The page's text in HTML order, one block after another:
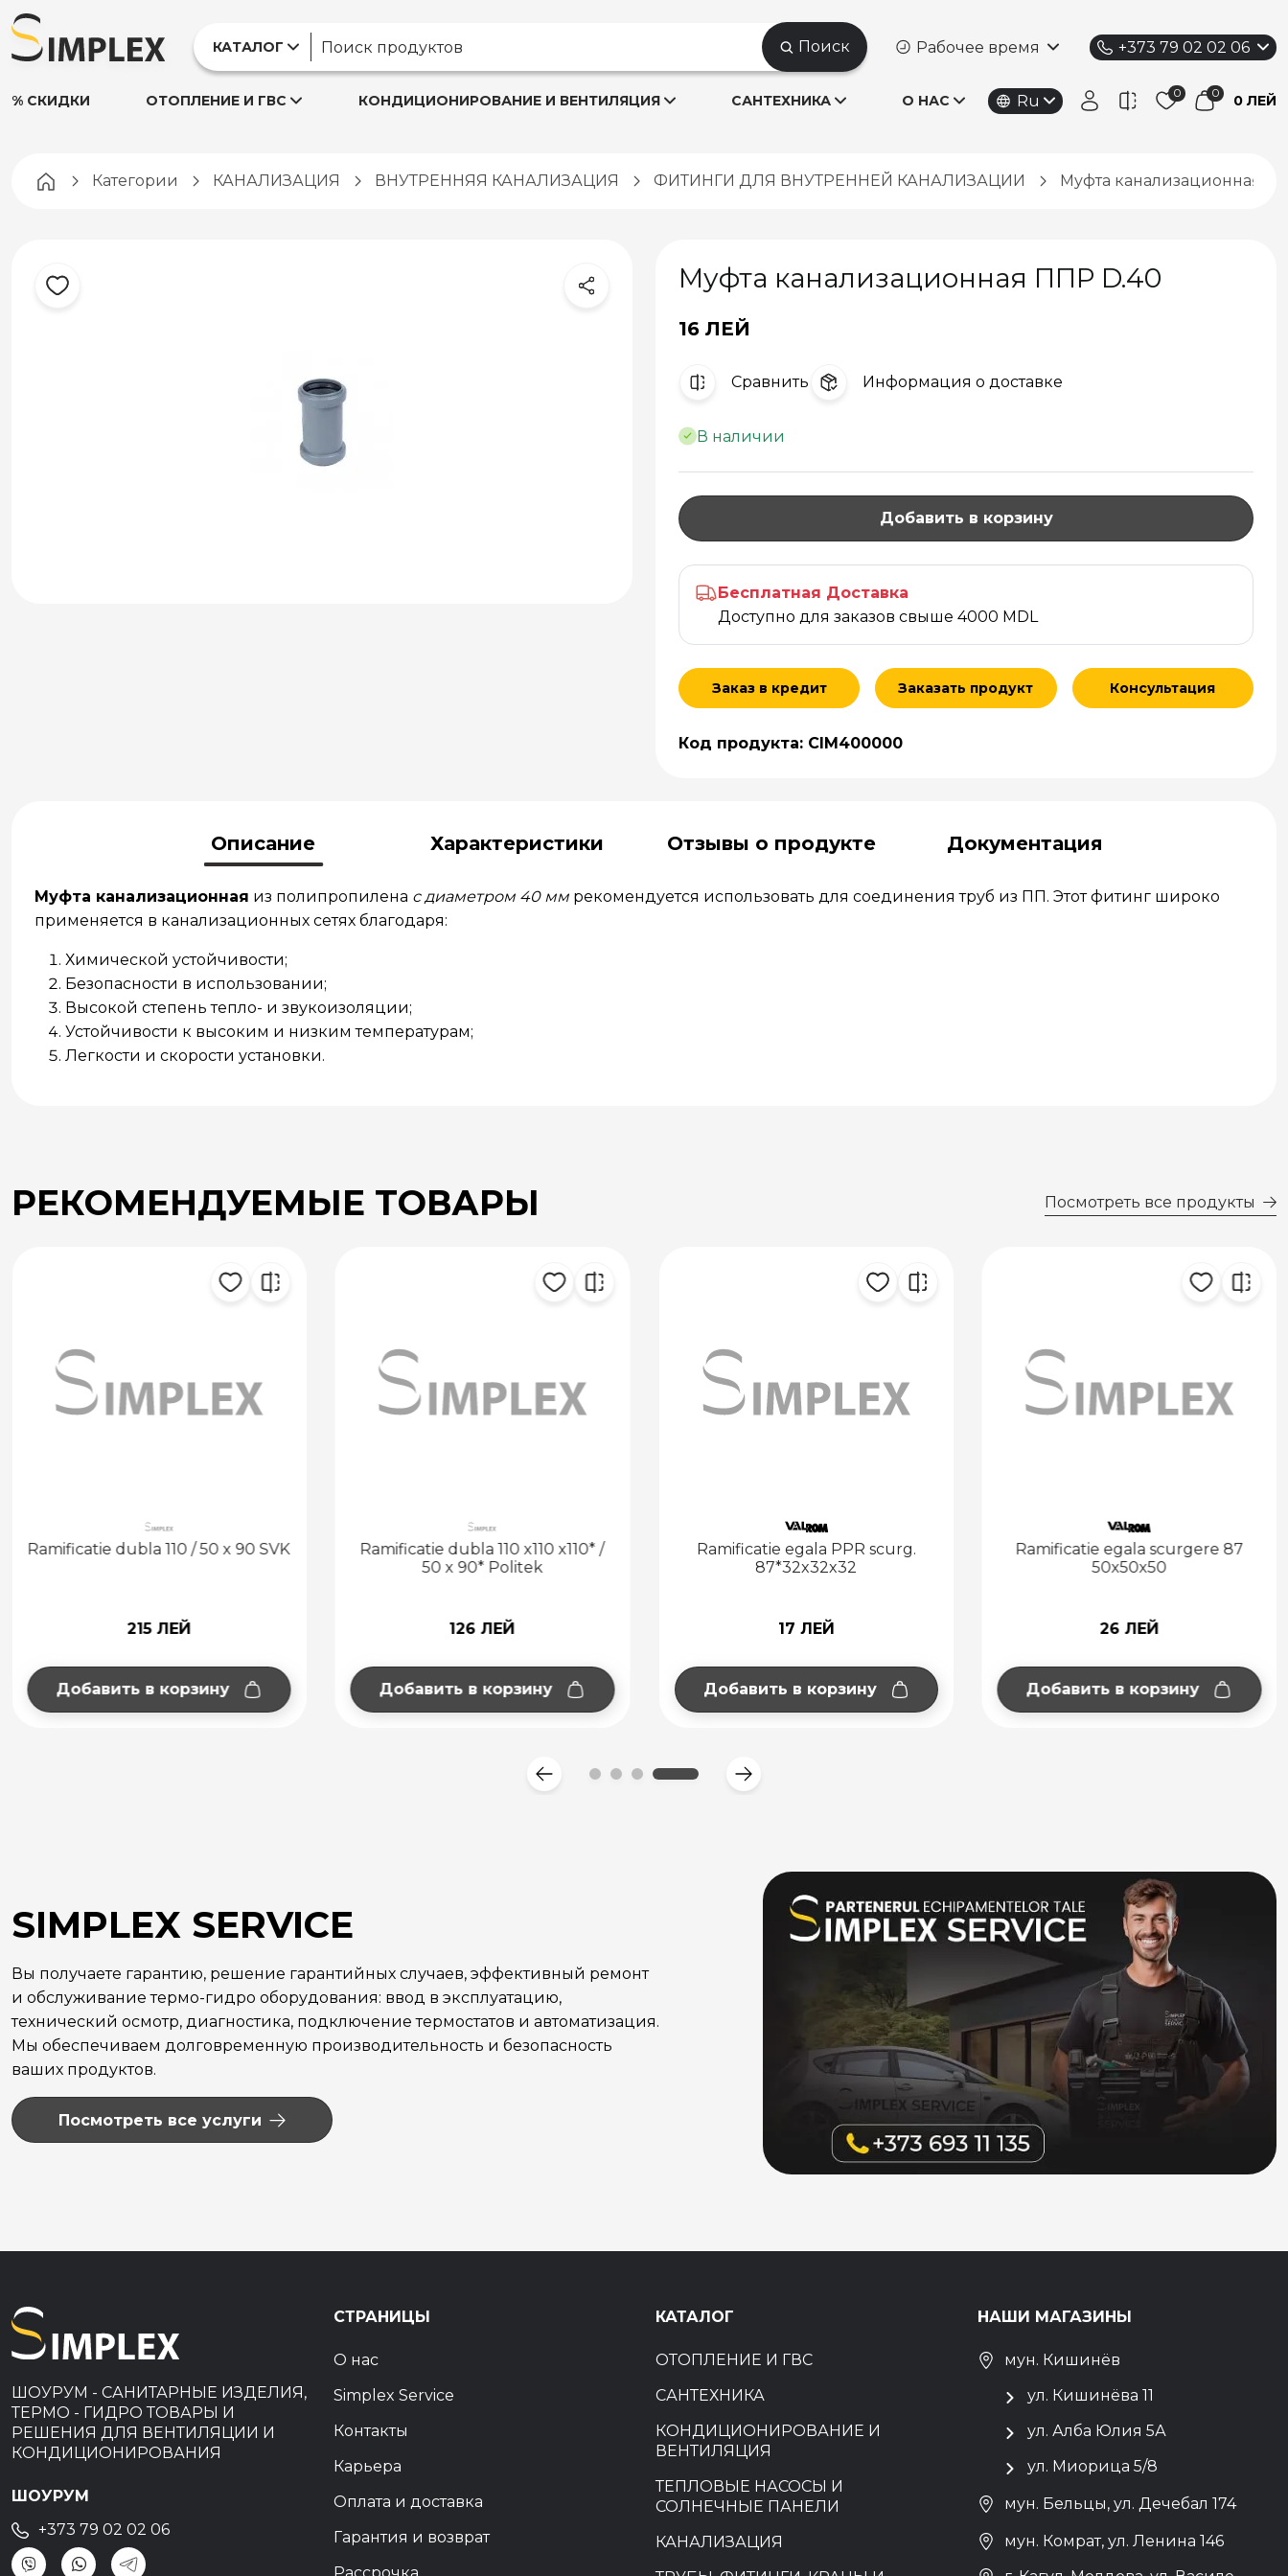
КАТАЛОГ Поиск Рабочее время +373 79 02 02 06
% СКИДКИ ОТОПЛЕНИЕ И ГВС КОНДИЦИОНИРОВАНИЕ И ВЕНТИЛЯЦИЯ САНТЕХНИКА О НАС Ru 0 ЛЕЙ
Pagina principală
Категории КАНАЛИЗАЦИЯ ВНУТРЕННЯЯ КАНАЛИЗАЦИЯ ФИТИНГИ ДЛЯ ВНУТРЕННЕЙ КАНАЛИЗАЦИИ Муфта канализационная
Муфта канализационная ППР D.40
16 ЛЕЙ
Cравнить Информация о доставке
В наличии
Добавить в корзину
Бесплатная Доставка
Доступно для заказов свыше 4000 MDL
Заказ в кредит Заказать продукт Консультация
Код продукта: CIM400000
Описание Характеристики Отзывы о продукте Документация
Муфта канализационная из полипропилена с диаметром 40 мм рекомендуется использовать для соединения труб из ПП. Этот фитинг широко
применяется в канализационных сетях благодаря:
Химической устойчивости;
Безопасности в использовании;
Высокой степень тепло- и звукоизоляции;
Устойчивости к высоким и низким температурам;
Легкости и скорости установки.
РЕКОМЕНДУЕМЫЕ ТОВАРЫ Посмотреть все продукты
Ramificatie dubla 110 / 50 x 90 SVK
215 ЛЕЙ
Добавить в корзину
Ramificatie dubla 110 x110 x110* /
50 x 90* Politek
126 ЛЕЙ
Добавить в корзину
Ramificatie egala PPR scurg.
87*32x32x32
17 ЛЕЙ
Добавить в корзину
Ramificatie egala scurgere 87
50x50x50
26 ЛЕЙ
Добавить в корзину
SIMPLEX SERVICE
Вы получаете гарантию, решение гарантийных случаев, эффективный ремонт
и обслуживание термо-гидро оборудования: ввод в эксплуатацию,
технический осмотр, диагностика, подключение термостатов и автоматизация.
Мы обеспечиваем долговременную производительность и безопасность
ваших продуктов.
Посмотреть все услуги
ШОУРУМ - САНИТАРНЫЕ ИЗДЕЛИЯ,
ТЕРМО - ГИДРО ТОВАРЫ И
РЕШЕНИЯ ДЛЯ ВЕНТИЛЯЦИИ И
КОНДИЦИОНИРОВАНИЯ
ШОУРУМ
+373 79 02 02 06
СТРАНИЦЫ
О нас
Simplex Service
Контакты
Карьера
Оплата и доставка
Гарантия и возврат
КАТАЛОГ
ОТОПЛЕНИЕ И ГВС
САНТЕХНИКА
КОНДИЦИОНИРОВАНИЕ И
ВЕНТИЛЯЦИЯ
ТЕПЛОВЫЕ НАСОСЫ И
СОЛНЕЧНЫЕ ПАНЕЛИ
КАНАЛИЗАЦИЯ
НАШИ МАГАЗИНЫ
мун. Кишинёв
ул. Кишинёва 11
ул. Алба Юлия 5А
ул. Миорица 5/8
мун. Бельцы, ул. Дечебал 174
мун. Комрат, ул. Ленина 146